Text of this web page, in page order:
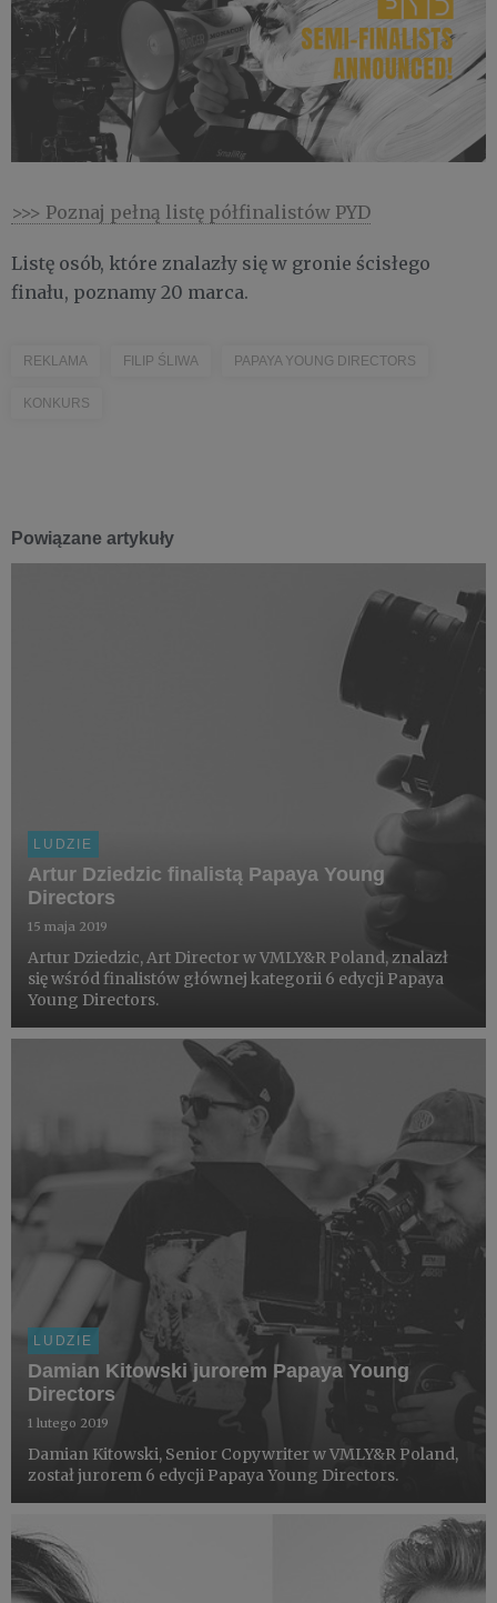
>>> Poznaj pełną listę półfinalistów PYD
Listę osób, które znalazły się w gronie ścisłego
finału, poznamy 20 marca.
REKLAMA FILIP ŚLIWA PAPAYA YOUNG DIRECTORS
KONKURS
Powiązane artykuły
LUDZIE
Artur Dziedzic finalistą Papaya Young
Directors
15 maja 2019
Artur Dziedzic, Art Director w VMLY&R Poland, znalazł
się wśród finalistów głównej kategorii 6 edycji Papaya
Young Directors.
LUDZIE
Damian Kitowski jurorem Papaya Young
Directors
1 lutego 2019
Damian Kitowski, Senior Copywriter w VMLY&R Poland,
został jurorem 6 edycji Papaya Young Directors.